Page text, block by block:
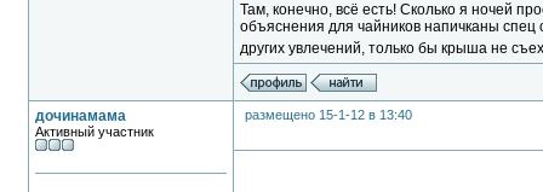
Там, конечно, всё есть! Сколько я ночей
объяснения для чайников напичканы
других увлечений, только бы крыша не
дочинамама
Активный участник
размещено 15-1-12 в 13:40